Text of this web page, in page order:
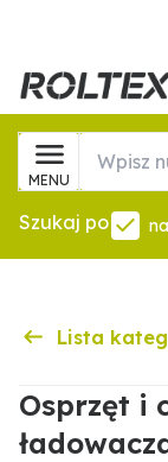
MENU
Szukaj po
Lista
Osprzęt i